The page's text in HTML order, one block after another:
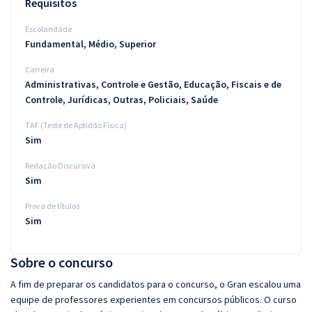
Sobre o concurso
A fim de preparar os candidatos para o concurso, o Gran escalou uma
equipe de professores experientes em concursos públicos. O curso
Requisitos
Escolaridade
Fundamental, Médio, Superior
Carreira
Administrativas, Controle e Gestão, Educação, Fiscais e de
Controle, Jurídicas, Outras, Policiais, Saúde
TAF (Teste de Aptidão Física)
Sim
Redação Discursiva
Sim
Prova de títulos
Sim